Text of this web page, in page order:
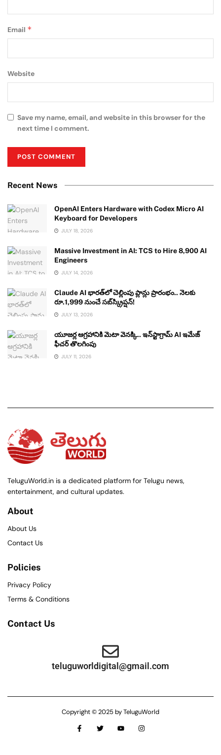
Email *
Website
Save my name, email, and website in this browser for the
next time I comment.
Recent News
OpenAI Enters Hardware with Codex Micro AI
Keyboard for Developers
JULY 18, 2026
Massive Investment in AI: TCS to Hire 8,900 AI
Engineers
JULY 14, 2026
Claude AI భారత్‌లో చెల్లింపు ప్లాన్లు ప్రారంభం.. నెలకు
రూ.1,999 నుంచే సబ్‌స్క్రిప్షన్!
JULY 13, 2026
యూజర్ల ఆగ్రహానికి మెటా వెనక్కి.. ఇన్‌స్టాగ్రామ్ AI ఇమేజ్
ఫీచర్ తొలగింపు
JULY 11, 2026
TeluguWorld.in is a dedicated platform for Telugu news,
entertainment, and cultural updates.
About
About Us
Contact Us
Policies
Privacy Policy
Terms & Conditions
Contact Us
teluguworldigital@gmail.com
Copyright © 2025 by TeluguWorld